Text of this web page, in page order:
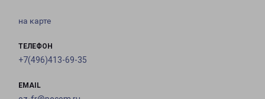
на карте
ТЕЛЕФОН
+7(496)413-69-35
EMAIL